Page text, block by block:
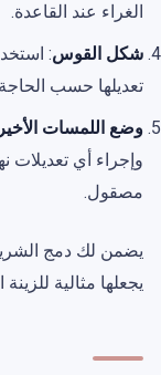
الغراء عند القاعدة.
شكل القوس:
تعديلها حسب
وضع اللمسات
وإجراء أي
مصقول.
يضمن لك دمج
يجعلها مثالية